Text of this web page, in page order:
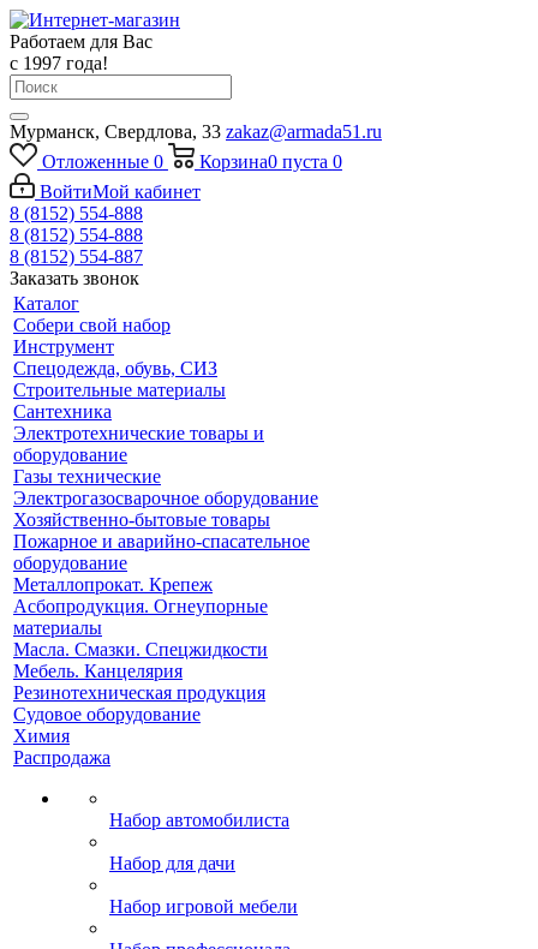
Работаем для Вас
с 1997 года!
Мурманск, Свердлова, 33 zakaz@armada51.ru
Отложенные 0 Корзина0 пуста 0
ВойтиМой кабинет
8 (8152) 554-888
8 (8152) 554-888
8 (8152) 554-887
Заказать звонок
Каталог
Собери свой набор
Инструмент
Спецодежда, обувь, СИЗ
Строительные материалы
Сантехника
Электротехнические товары и
оборудование
Газы технические
Электрогазосварочное оборудование
Хозяйственно-бытовые товары
Пожарное и аварийно-спасательное
оборудование
Металлопрокат. Крепеж
Асбопродукция. Огнеупорные
материалы
Масла. Смазки. Спецжидкости
Мебель. Канцелярия
Резинотехническая продукция
Судовое оборудование
Химия
Распродажа
Набор автомобилиста
Набор для дачи
Набор игровой мебели